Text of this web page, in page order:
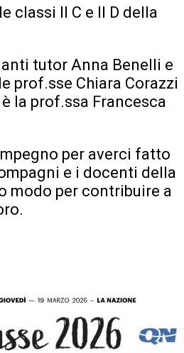
classi II C e II D della
tutor Anna Benelli e
prof.sse Chiara Corazzi
la prof.ssa Francesca
per averci fatto
e i docenti della
modo per contribuire a